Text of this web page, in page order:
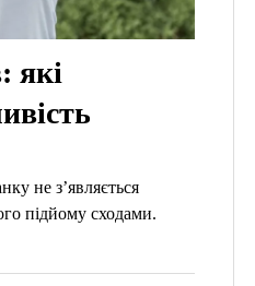
які
не з’являється
підйому сходами.